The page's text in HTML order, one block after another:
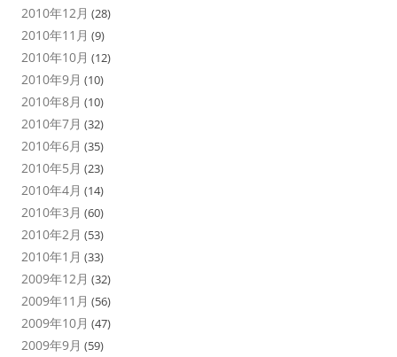
2010年12月 (28)
2010年11月 (9)
2010年10月 (12)
2010年9月 (10)
2010年8月 (10)
2010年7月 (32)
2010年6月 (35)
2010年5月 (23)
2010年4月 (14)
2010年3月 (60)
2010年2月 (53)
2010年1月 (33)
2009年12月 (32)
2009年11月 (56)
2009年10月 (47)
2009年9月 (59)